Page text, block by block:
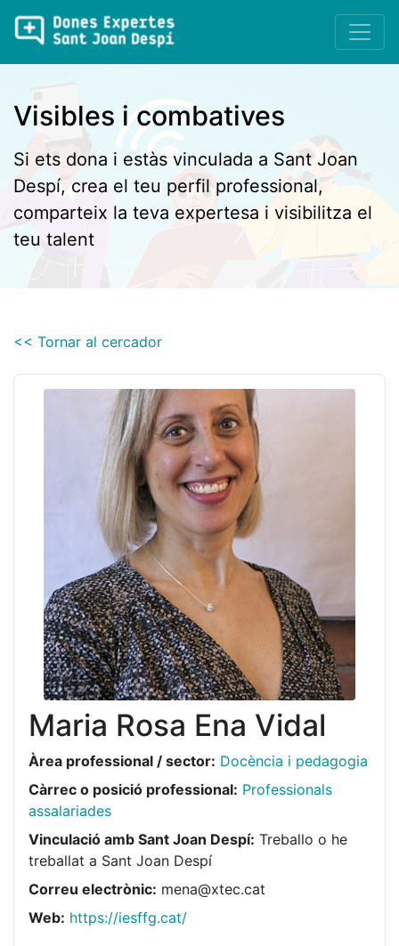
Visibles i combatives
Si ets dona i estàs vinculada a Sant Joan
Despí, crea el teu perfil professional,
comparteix la teva expertesa i visibilitza el
teu talent
<< Tornar al cercador
Maria Rosa Ena Vidal
Àrea professional / sector: Docència i pedagogia
Càrrec o posició professional: Professionals
assalariades
Vinculació amb Sant Joan Despí: Treballo o he
treballat a Sant Joan Despí
Correu electrònic: mena@xtec.cat
Web: https://iesffg.cat/